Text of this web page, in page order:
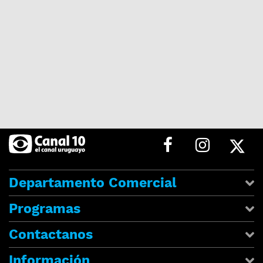
Departamento Comercial
Programas
Contactanos